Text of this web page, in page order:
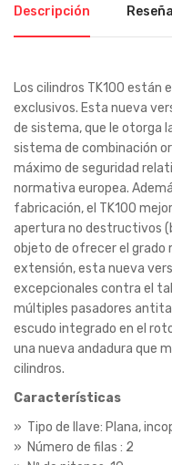
Descripción Reseña
Los cilindros TK100 están
exclusivos. Esta nueva
de sistema, que le otorga
sistema de combinación
máximo de seguridad
normativa europea.
fabricación, el TK100
apertura no destructivos
objeto de ofrecer el grado
extensión, esta nueva
excepcionales contra el
múltiples pasadores
escudo integrado en el
una nueva andadura que
cilindros.
Características
» Tipo de llave: Plana,
» Número de filas : 2